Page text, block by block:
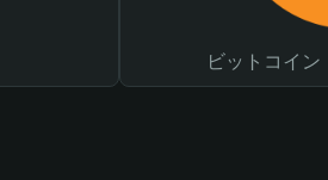
ビットコイン